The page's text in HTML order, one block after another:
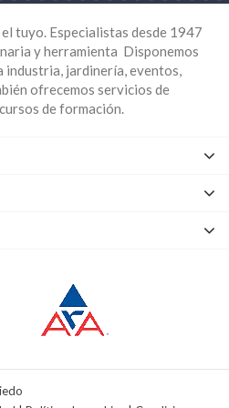
una motosierra de
mano, puedes ahorrar con
una nueva, sin renunciar a la
de alto rendimiento:
y una capacidad de corte
trabajos más rápidos y
de una empresa líder:
más de 70 años de
de la venta y alquiler de
con una amplia cartera de
y de confianza, con
recambios y reparación
tuyo. Especialistas desde 1947
y herramienta Disponemos
industria, jardinería, eventos,
ofrecemos servicios de
de formación.